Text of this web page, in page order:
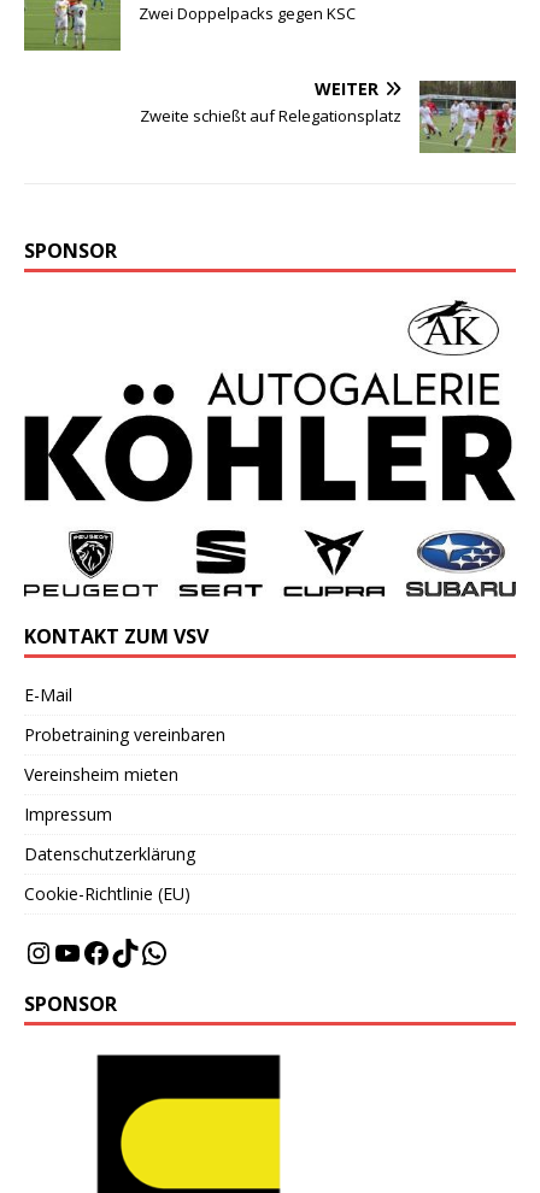
Zwei Doppelpacks gegen KSC
WEITER
Zweite schießt auf Relegationsplatz
SPONSOR
KONTAKT ZUM VSV
E-Mail
Probetraining vereinbaren
Vereinsheim mieten
Impressum
Datenschutzerklärung
Cookie-Richtlinie (EU)
SPONSOR